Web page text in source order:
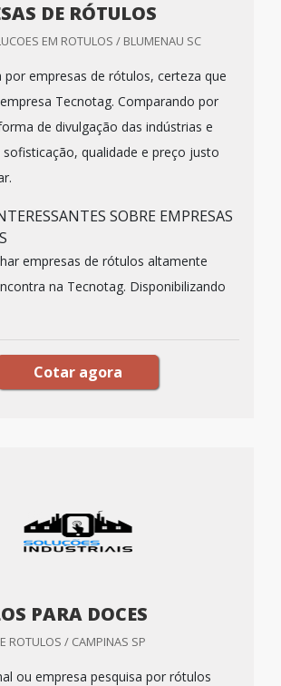
DE RÓTULOS
EM ROTULOS / BLUMENAU SC
por empresas de rótulos, certeza que
Tecnotag. Comparando por
de divulgação das indústrias e
qualidade e preço justo
SOBRE EMPRESAS
empresas de rótulos altamente
na Tecnotag. Disponibilizando
Cotar agora
PARA DOCES
ROTULOS / CAMPINAS SP
ou empresa pesquisa por rótulos